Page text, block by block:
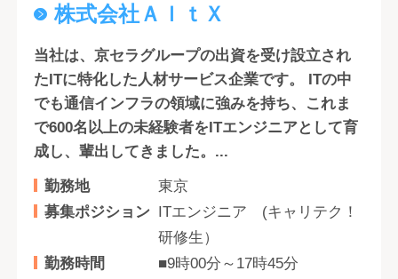
株式会社ＡｌｔＸ
当社は、京セラグループの出資を受け設立され
たITに特化した人材サービス企業です。 ITの中
でも通信インフラの領域に強みを持ち、これま
で600名以上の未経験者をITエンジニアとして育
成し、輩出してきました。...
勤務地
東京
募集ポジション ITエンジニア (キャリテク！
研修生）
勤務時間
■9時00分～17時45分